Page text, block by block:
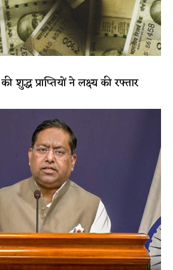
शुद्ध प्राप्तियों ने लक्ष्य की रफ्तार